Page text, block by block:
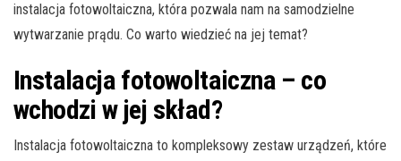
instalacja fotowoltaiczna, która pozwala nam na samodzielne
wytwarzanie prądu. Co warto wiedzieć na jej temat?
Instalacja fotowoltaiczna – co
wchodzi w jej skład?
Instalacja fotowoltaiczna to kompleksowy zestaw urządzeń, które